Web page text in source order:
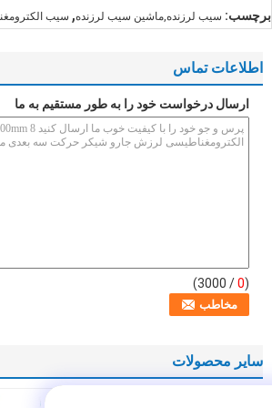
برچسب: سیب لرزنده,ماشین سیب لرزنده, سیب
اطلاعات تماس
ارسال درخواست خود را به طور مستقیم به ما
(
0
/ 3000)
سایر محصولات